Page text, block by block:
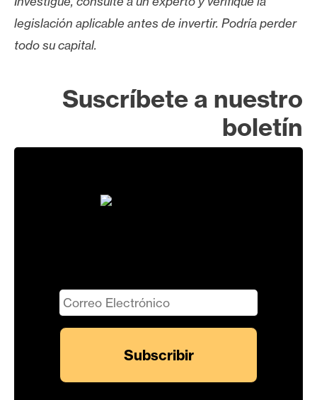
legislación aplicable antes de invertir. Podría perder
todo su capital.
Suscríbete a nuestro
boletín